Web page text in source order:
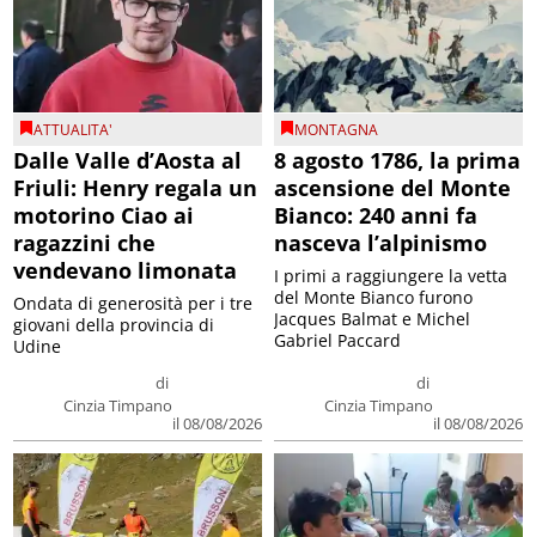
ATTUALITA'
Dalle Valle d’Aosta al
Friuli: Henry regala un
motorino Ciao ai
ragazzini che
vendevano limonata
di
Cinzia Timpano
il 08/08/2026
Ondata di generosità per i tre
giovani della provincia di
Udine
MONTAGNA
8 agosto 1786, la prima
ascensione del Monte
Bianco: 240 anni fa
nasceva l’alpinismo
di
Cinzia Timpano
il 08/08/2026
I primi a raggiungere la vetta
del Monte Bianco furono
Jacques Balmat e Michel
Gabriel Paccard